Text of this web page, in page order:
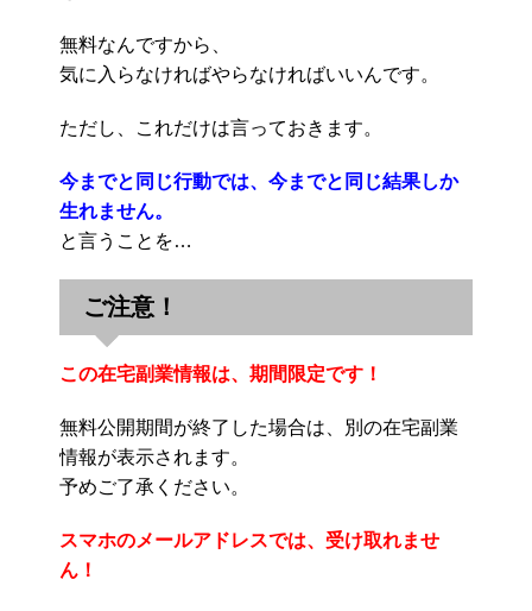
無料なんですから、
気に入らなければやらなければいいんです。
ただし、これだけは言っておきます。
今までと同じ行動では、今までと同じ結果しか
生れません。
と言うことを…
ご注意！
この在宅副業情報は、期間限定です！
無料公開期間が終了した場合は、別の在宅副業
情報が表示されます。
予めご了承ください。
スマホのメールアドレスでは、受け取れませ
ん！